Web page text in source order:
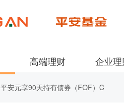
高端理财 企业
平安元享90天持有债券（FOF）C